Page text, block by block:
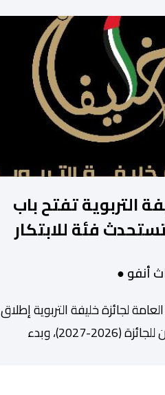
التربوية تفتح باب
فئة للابتكار
أنفو ●
لجائزة خليفة التربوية إطلاق
الدورة العشرين للجائزة (2026-2027)، وبدء